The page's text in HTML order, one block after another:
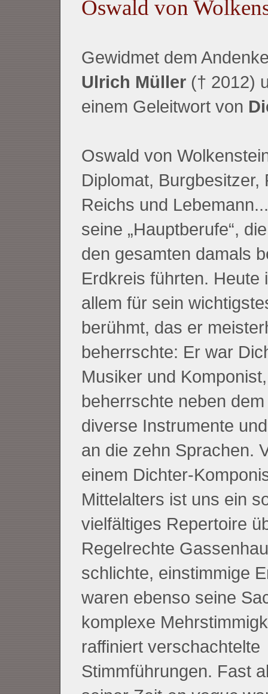
Oswald von
Gewidmet dem
Ulrich Müller(† 2012)
einem Geleitwort von
Oswald von
Diplomat, Burgbesitzer,
Reichs und
seine „Hauptberufe“,
den gesamten damals
Erdkreis führten. Heute
allem für sein
berühmt, das er
beherrschte: Er war
Musiker und Komponist,
beherrschte neben
diverse Instrumente
an die zehn Sprachen.
einem Dichter-
Mittelalters ist uns ein
vielfältiges Repertoire
Regelrechte
schlichte, einstimmige
waren ebenso seine
komplexe
raffiniert verschachtelte
Stimmführungen. Fast